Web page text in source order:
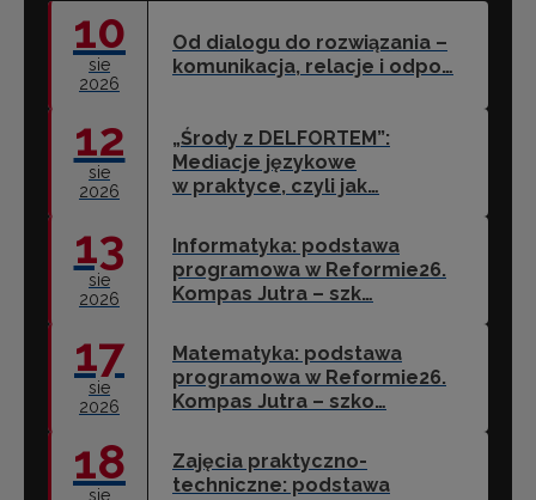
10
sie
2026
Od dialogu do rozwiązania –
komunikacja, relacje i odpo…
12
sie
2026
„Środy z DELFORTEM”:
Mediacje językowe
w praktyce, czyli jak…
13
sie
2026
Informatyka: podstawa
programowa w Reformie26.
Kompas Jutra – szk…
17
sie
2026
Matematyka: podstawa
programowa w Reformie26.
Kompas Jutra – szko…
18
sie
Zajęcia praktyczno-
techniczne: podstawa